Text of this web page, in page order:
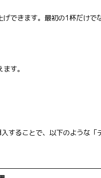
できます。最初の1杯だけ
す。
することで、以下のような「